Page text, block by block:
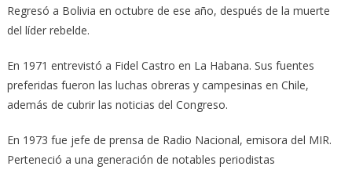
Regresó a Bolivia en octubre de ese año, después de la muerte
del líder rebelde.
En 1971 entrevistó a Fidel Castro en La Habana. Sus fuentes
preferidas fueron las luchas obreras y campesinas en Chile,
además de cubrir las noticias del Congreso.
En 1973 fue jefe de prensa de Radio Nacional, emisora del MIR.
Perteneció a una generación de notables periodistas